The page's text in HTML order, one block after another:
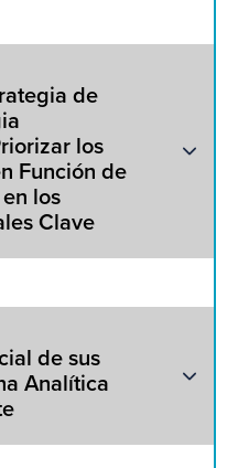
de
los
Función de
los
Clave
de sus
Analítica